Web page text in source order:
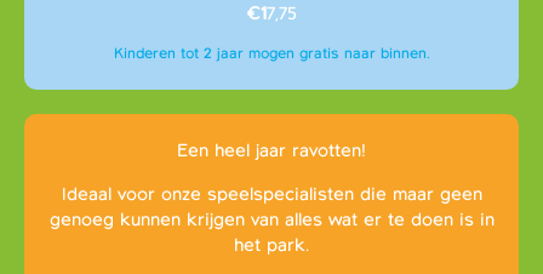
€17,75
Kinderen tot 2 jaar mogen gratis naar binnen.
Een heel jaar ravotten!
Ideaal voor onze speelspecialisten die maar geen
genoeg kunnen krijgen van alles wat er te doen is in
het park.